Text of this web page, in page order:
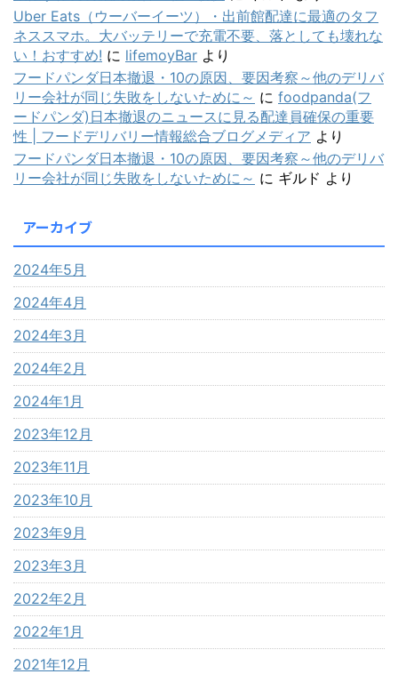
Uber Eats（ウーバーイーツ）・出前館配達に最適のタフ
ネススマホ。大バッテリーで充電不要、落としても壊れな
い！おすすめ! に lifemoyBar より
フードパンダ日本撤退・10の原因、要因考察～他のデリバ
リー会社が同じ失敗をしないために～ に foodpanda(フ
ードパンダ)日本撤退のニュースに見る配達員確保の重要
性 | フードデリバリー情報総合ブログメディア より
フードパンダ日本撤退・10の原因、要因考察～他のデリバ
リー会社が同じ失敗をしないために～ に ギルド より
アーカイブ
2024年5月
2024年4月
2024年3月
2024年2月
2024年1月
2023年12月
2023年11月
2023年10月
2023年9月
2023年3月
2022年2月
2022年1月
2021年12月